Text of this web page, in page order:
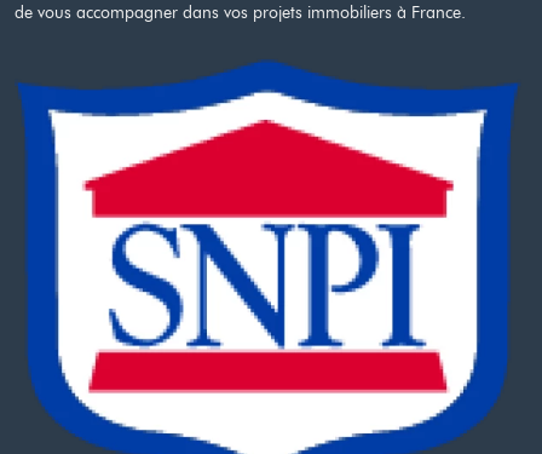
de vous accompagner dans vos projets immobiliers à France.